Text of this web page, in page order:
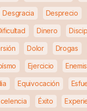
Desgracia Desprecio
Dinero
Dolor Drogas
Ejercicio
Equivocación
Éxito